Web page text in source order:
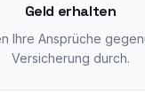
Geld erhalten
Ihre Ansprüche
Versicherung durch.